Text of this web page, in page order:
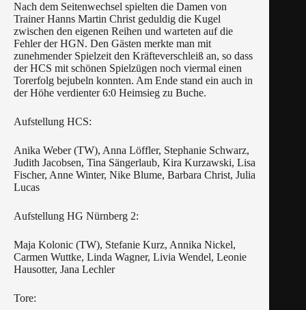
Nach dem Seitenwechsel spielten die Damen von
Trainer Hanns Martin Christ geduldig die Kugel
zwischen den eigenen Reihen und warteten auf die
Fehler der HGN. Den Gästen merkte man mit
zunehmender Spielzeit den Kräfteverschleiß an, so dass
der HCS mit schönen Spielzügen noch viermal einen
Torerfolg bejubeln konnten. Am Ende stand ein auch in
der Höhe verdienter 6:0 Heimsieg zu Buche.
Aufstellung HCS:
Anika Weber (TW), Anna Löffler, Stephanie Schwarz,
Judith Jacobsen, Tina Sängerlaub, Kira Kurzawski, Lisa
Fischer, Anne Winter, Nike Blume, Barbara Christ, Julia
Lucas
Aufstellung HG Nürnberg 2:
Maja Kolonic (TW), Stefanie Kurz, Annika Nickel,
Carmen Wuttke, Linda Wagner, Livia Wendel, Leonie
Hausotter, Jana Lechler
Tore: